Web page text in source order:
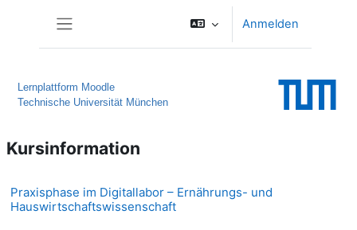
Anmelden
Lernplattform Moodle
Technische Universität München
Kursinformation
Praxisphase im Digitallabor – Ernährungs- und
Hauswirtschaftswissenschaft